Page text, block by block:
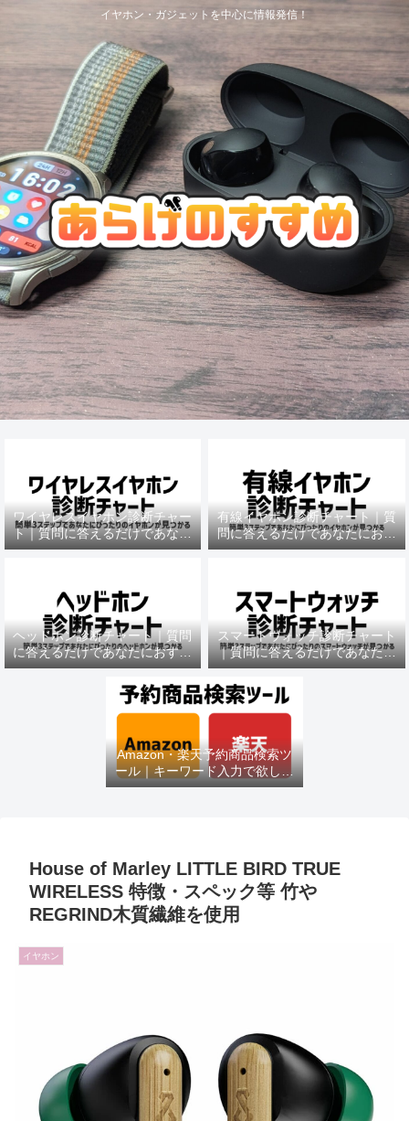
イヤホン・ガジェットを中心に情報発信！
ワイヤレスイヤホン診断チャー
ト｜質問に答えるだけであなた
におすすめの機種がわかる
有線イヤホン診断チャート｜質
問に答えるだけであなたにおす
すめの機種がわかる
ヘッドホン診断チャート｜質問
に答えるだけであなたにおすす
めの機種がわかる
スマートウォッチ診断チャート
｜質問に答えるだけであなたに
おすすめの機種がわかる
Amazon・楽天予約商品検索ツ
ール｜キーワード入力で欲しい
商品を即チェック
House of Marley LITTLE BIRD TRUE
WIRELESS 特徴・スペック等 竹や
REGRIND木質繊維を使用
イヤホン